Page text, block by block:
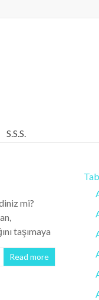
S.S.S.
mi?
taşımaya
Read more